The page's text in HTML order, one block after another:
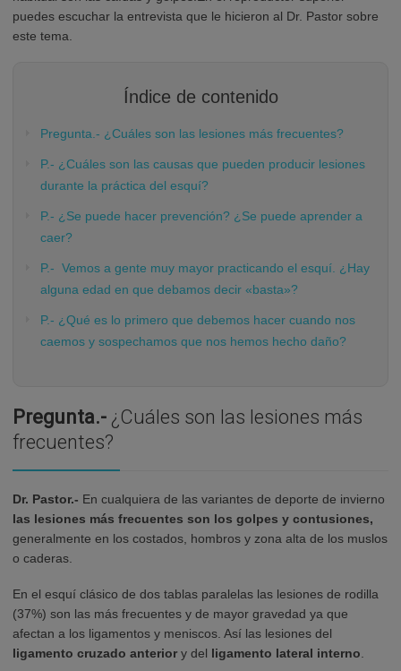
puedes escuchar la entrevista que le hicieron al Dr. Pastor sobre
este tema.
Índice de contenido
Pregunta.- ¿Cuáles son las lesiones más frecuentes?
P.- ¿Cuáles son las causas que pueden producir lesiones
durante la práctica del esquí?
P.- ¿Se puede hacer prevención? ¿Se puede aprender a
caer?
P.- Vemos a gente muy mayor practicando el esquí. ¿Hay
alguna edad en que debamos decir «basta»?
P.- ¿Qué es lo primero que debemos hacer cuando nos
caemos y sospechamos que nos hemos hecho daño?
Pregunta.- ¿Cuáles son las lesiones más
frecuentes?
Dr. Pastor.- En cualquiera de las variantes de deporte de invierno
las lesiones más frecuentes son los golpes y contusiones,
generalmente en los costados, hombros y zona alta de los muslos
o caderas.
En el esquí clásico de dos tablas paralelas las lesiones de rodilla
(37%) son las más frecuentes y de mayor gravedad ya que
afectan a los ligamentos y meniscos. Así las lesiones del
ligamento cruzado anterior y del ligamento lateral interno